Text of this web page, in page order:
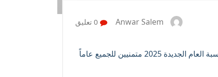
Anwar Salem
تتقدم سبوت ميديا برو للخدمات الإعلامية والإعلانية بخالص التهاني للشعب المصري عامة والسادة العملاء خاصة بمناسبة العام الجديدة 2025 متمنيين للجميع عاماً